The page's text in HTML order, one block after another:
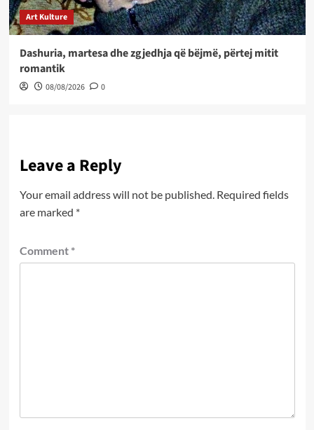
Art Kulture
Dashuria, martesa dhe zgjedhja që bëjmë, përtej mitit
romantik
08/08/2026 0
Leave a Reply
Your email address will not be published. Required fields
are marked *
Comment *